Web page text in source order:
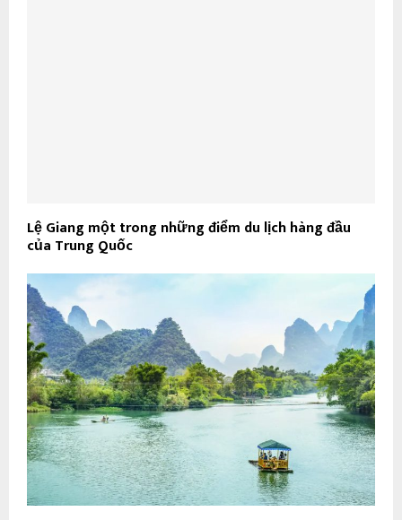
Lệ Giang một trong những điểm du lịch hàng đầu
của Trung Quốc